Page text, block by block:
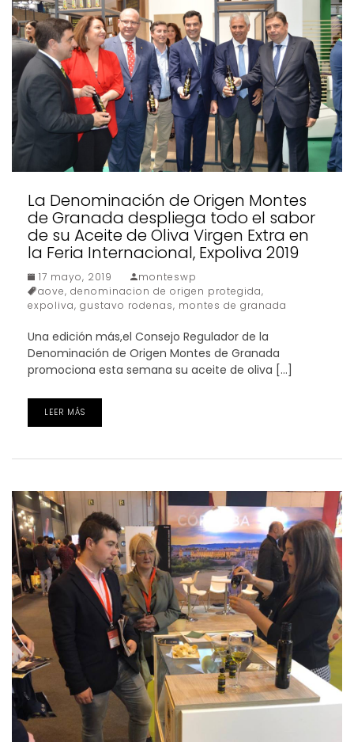
La Denominación de Origen Montes
de Granada despliega todo el sabor
de su Aceite de Oliva Virgen Extra en
la Feria Internacional, Expoliva 2019
17 mayo, 2019
monteswp
aove, denominacion de origen protegida,
expoliva, gustavo rodenas, montes de granada
Una edición más,el Consejo Regulador de la
Denominación de Origen Montes de Granada
promociona esta semana su aceite de oliva […]
LEER MÁS